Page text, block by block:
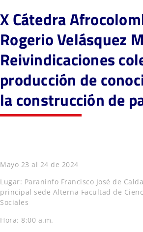
X Cátedra
Rogerio Velásquez
Reivindicaciones
producción de
la construcción de
Mayo 23 al 24 de 2024
Lugar: Paraninfo Francisco José de
principal sede Alterna Facultad de
Sociales
Hora: 8:00 a.m.